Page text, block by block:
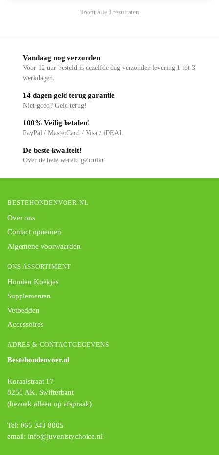
Toont alle 3 resultaten
Vandaag nog verzonden
Voor 12 uur besteld is dezelfde dag verzonden levering 1 tot 3
werkdagen.
14 dagen geld terug garantie
Niet goed? Geld terug!
100% Veilig betalen!
PayPal / MasterCard / Visa / iDEAL
De beste kwaliteit!
Over de hele wereld gebruikt!
BESTEHONDENVOER.NL
Over ons
Contact opnemen
Algemene voorwaarden
ONS ASSORTIMENT
Honden Koekjes
Supplementen
Vetbedden
Accessoires
ADRES & CONTACTGEGEVENS
Bestehondenvoer.nl
Koraalstraat 17
8255 AK, Swifterbant
(bezoek alleen op afspraak)
Tel: 065 343 8005
email: info@juvenistychoice.nl